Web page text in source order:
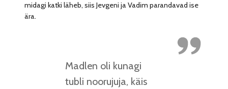
midagi katki läheb, siis Jevgeni ja Vadim parandavad ise
ära.
Madlen oli kunagi
tubli noorujuja, käis